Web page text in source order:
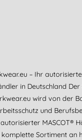
– Ihr
in Deutschland Der
wird von der
und
MASCOT®
Sortiment an